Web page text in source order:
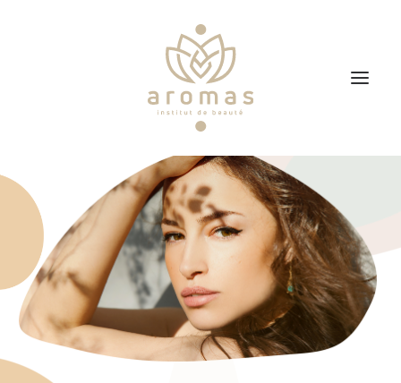
Soins
Je veux faire un bon cadeau
Plan d’accès
Prendre RDV